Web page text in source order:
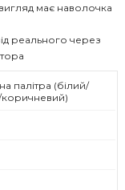
палітра (білий/
має наволочка
реального через